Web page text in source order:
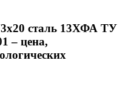
сталь 13ХФА ТУ
– цена,